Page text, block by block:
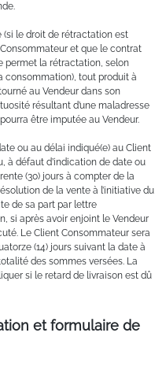
(si le droit de rétractation est
et que le contrat
permet la rétractation, selon
consommation), tout produit à
au Vendeur dans son
résultant d’une maladresse
être imputée au Vendeur.
ou au délai indiqué(e) au Client
à défaut d’indication de date ou
(30) jours à compter de la
de la vente à l’initiative du
de sa part par lettre
si après avoir enjoint le Vendeur
Le Client Consommateur sera
(14) jours suivant la date à
des sommes versées. La
si le retard de livraison est dû
et formulaire de